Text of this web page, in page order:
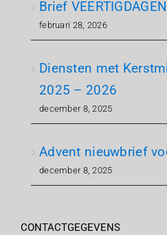
Brief
februari 28, 2026
Diensten met
2025 – 2026
december 8, 2025
Advent nieuwbrief
december 8, 2025
CONTACTGEGEVENS